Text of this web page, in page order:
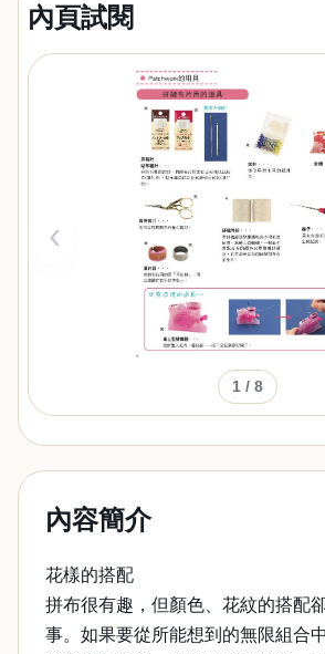
內頁試閱
‹
1 / 8
內容簡介
花樣的搭配
拼布很有趣，但顏色、花紋的搭配
事。如果要從所能想到的無限組合